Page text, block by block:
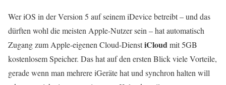
Wer iOS in der Version 5 auf seinem iDevice betreibt – und das
dürften wohl die meisten Apple-Nutzer sein – hat automatisch
Zugang zum Apple-eigenen Cloud-DienstiCloudmit 5GB
kostenlosem Speicher. Das hat auf den ersten Blick viele Vorteile,
gerade wenn man mehrere iGeräte hat und synchron halten will